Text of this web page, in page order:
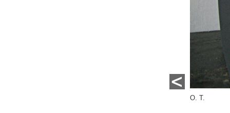
O. T.